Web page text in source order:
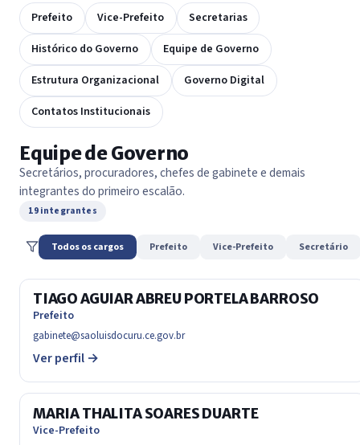
Prefeito Vice-Prefeito
Secretarias
Histórico do Governo
Equipe de Governo
Estrutura Organizacional
Governo Digital
Contatos Institucionais
Equipe de Governo
Secretários, procuradores, chefes de gabinete e demais
integrantes do primeiro escalão.
19 integrantes
Todos os cargos Prefeito Vice-Prefeito Secretário
TIAGO AGUIAR ABREU PORTELA BARROSO
Prefeito
gabinete@saoluisdocuru.ce.gov.br
Ver perfil →
MARIA THALITA SOARES DUARTE
Vice-Prefeito